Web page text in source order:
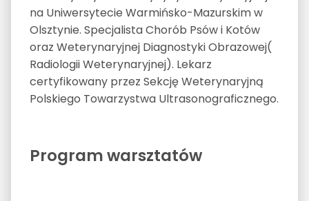
na Uniwersytecie Warmińsko-Mazurskim w
Olsztynie. Specjalista Chorób Psów i Kotów
oraz Weterynaryjnej Diagnostyki Obrazowej(
Radiologii Weterynaryjnej). Lekarz
certyfikowany przez Sekcję Weterynaryjną
Polskiego Towarzystwa Ultrasonograficznego.
Program warsztatów